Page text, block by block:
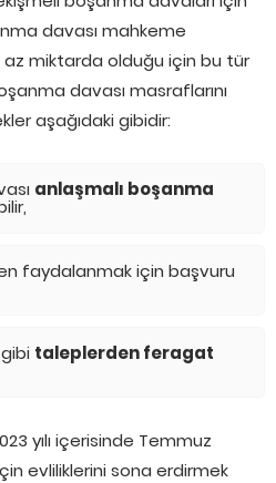
davası mahkeme
miktarda olduğu için bu tür
davası masraflarını
aşağıdaki gibidir:
anlaşmalı boşanma
faydalanmak için başvuru
taleplerden feragat
yılı içerisinde Temmuz
evliliklerini sona erdirmek